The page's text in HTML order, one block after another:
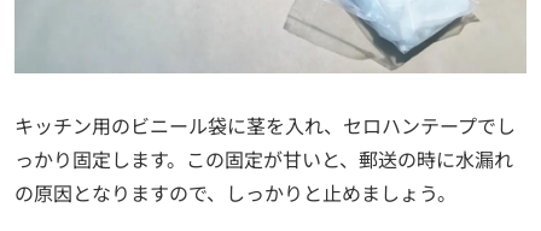
キッチン用のビニール袋に茎を入れ、セロハンテープでし
っかり固定します。この固定が甘いと、郵送の時に水漏れ
の原因となりますので、しっかりと止めましょう。